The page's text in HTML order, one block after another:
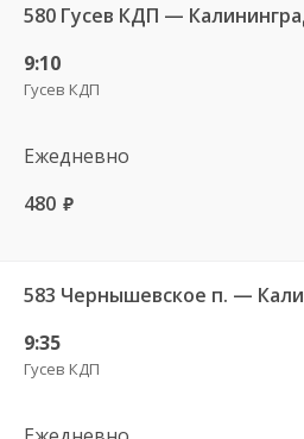
9:10
Гусев КДП
Ежедневно
480 руб.
9:35
Гусев КДП